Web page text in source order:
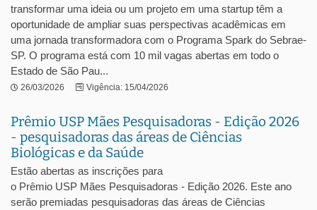
transformar uma ideia ou um projeto em uma startup têm a
oportunidade de ampliar suas perspectivas acadêmicas em
uma jornada transformadora com o Programa Spark do Sebrae-
SP. O programa está com 10 mil vagas abertas em todo o
Estado de São Pau...
26/03/2026 Vigência: 15/04/2026
Prêmio USP Mães Pesquisadoras - Edição 2026
- pesquisadoras das áreas de Ciências
Biológicas e da Saúde
Estão abertas as inscrições para
o Prêmio USP Mães Pesquisadoras - Edição 2026. Este ano
serão premiadas pesquisadoras das áreas de Ciências